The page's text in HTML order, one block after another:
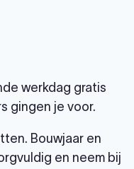
werkdag gratis
gingen je voor.
Bouwjaar en
en neem bij